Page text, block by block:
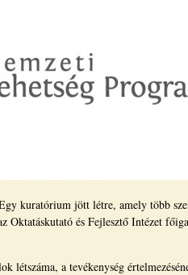
kuratórium jött létre, amely több
Oktatáskutató és Fejlesztő Intézet
létszáma, a tevékenység